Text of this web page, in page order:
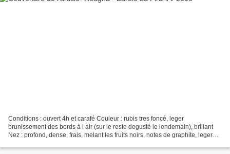
Conditions : ouvert 4h et carafé Couleur : rubis tres foncé, leger
brunissement des bords à l air (sur le reste degusté le lendemain), brillant
Nez : profond, dense, frais, melant les fruits noirs, notes de graphite, leger